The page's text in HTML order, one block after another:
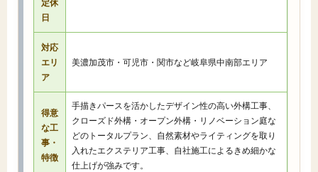
定休
日
対応
エリ
ア
美濃加茂市・可児市・関市など岐阜県中南部エリア
得意
な工
事・
特徴
手描きパースを活かしたデザイン性の高い外構工事、
クローズド外構・オープン外構・リノベーション庭な
どのトータルプラン、自然素材やライティングを取り
入れたエクステリア工事、自社施工によるきめ細かな
仕上げが強みです。